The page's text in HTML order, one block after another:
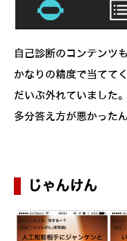
自己診断のコンテンツ
かなりの精度で当てて
だいぶ外れていました。
多分答え方が悪かった
じゃんけん